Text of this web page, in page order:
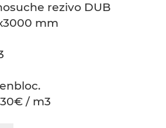
rezivo DUB
mm
/ m3